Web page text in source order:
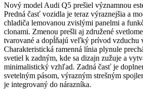
Nový model Audi Q5 prešiel významnou
Predná časť vozidla je teraz výraznejšia a
chladiča lemovanou zvislými panelmi a
clonami. Zmenou prešli aj združené
tvarované a dopĺňajú veľký prívod vzduchu
Charakteristická ramenná línia plynule
svetiel k zadným, kde sa dizajn zužuje a
minimalistický vzhľad. Zadná časť je
svetelným pásom, výrazným strešným
je integrovaný do nárazníka.